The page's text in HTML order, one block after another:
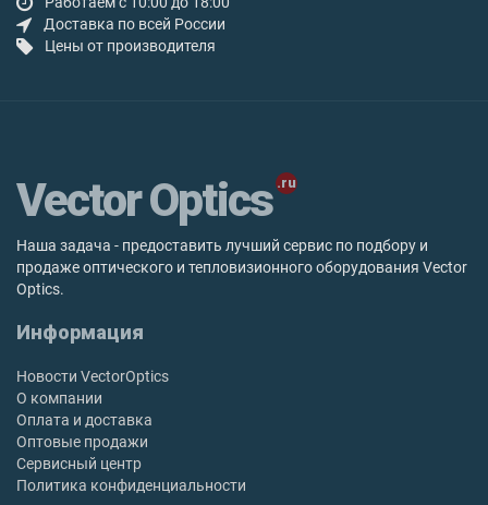
Доставка по всей России
Цены от производителя
Vector Optics
Наша задача - предоставить лучший сервис по подбору и
продаже оптического и тепловизионного оборудования Vector
Optics.
Информация
Новости VectorOptics
О компании
Оплата и доставка
Оптовые продажи
Сервисный центр
Политика конфиденциальности